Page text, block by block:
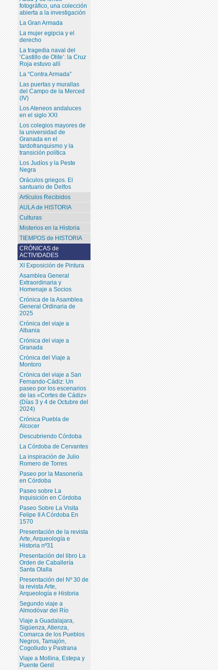
CRÓNICAS de
ACTIVIDADES
XI Exposición de Pintura
Asamblea General
Extraordinaria y
Homenaje a Socios
Crónica de la Asamblea
General Ordinaria de
2025
Crónica del viaje a
Albania
Crónica del viaje a
Granada
Crónica del Viaje a
Montoro
Crónica del viaje a San
Fernando-Cádiz: Un
paseo por los escenarios
de las «Cortes de Cádiz»
(Días 3 y 4 de Octubre del
2024)
Crónica Puebla de
Alcocer
Descubriendo Córdoba
La Córdoba de Cervantes
La inspiración de Julio
Romero de Torres
Paseo por la Masonería
en Córdoba
Paseo sobre La
Inquisición en Córdoba
Paseo Sobre La Visita
Felipe II A Córdoba En
1570
Presentación de la revista
Arte, Arqueología e
Historia nº31
Presentación del libro La
Orden de Caballería
Santa Olalla
Presentación del Nº 30 de
la revista Arte,
Arqueología e Historia
Segundo viaje a
Almodóvar del Río
Viaje a Guadalajara,
Sigüenza, Atienza,
Comarca de los Pueblos
Negros, Tamajón,
Cogolludo y Pastrana
Viaje a Mollina, Estepa y
Puente Genil
fotográfico, una colección
abierta a la investigación
La Gran Armada
La mujer egipcia y el
derecho
La tragedia naval del
‘Castillo de Olite’: la Cruz
Roja estuvo allí
La “Contra Armada”
Las puertas y murallas
del Campo de la Merced
(IV)
Los Ateneos andaluces
en el siglo XXI
Los colegios mayores de
la universidad de
Granada en el
tardofranquismo y la
transición política
Los Judíos y la Peste
Negra
Oráculos griegos. El
santuario de Delfos
Artículos Recibidos
AULA de HISTORIA
Culturas
Misterios en la Historia
TIEMPOS de HISTORIA